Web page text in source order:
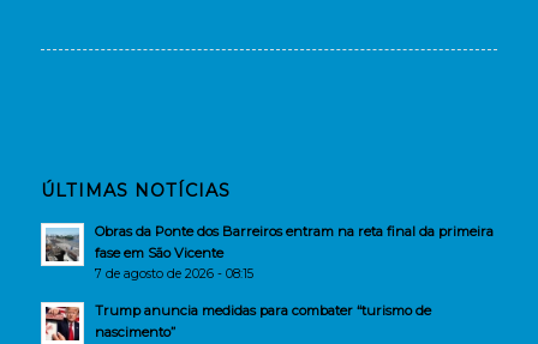
ÚLTIMAS NOTÍCIAS
Obras da Ponte dos Barreiros entram na reta final da primeira
fase em São Vicente
7 de agosto de 2026 - 08:15
Trump anuncia medidas para combater “turismo de
nascimento”